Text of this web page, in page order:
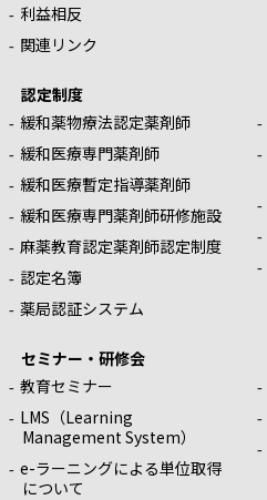
利益相反
関連リンク
認定制度
緩和薬物療法認定薬剤師
緩和医療専門薬剤師
緩和医療暫定指導薬剤師
緩和医療専門薬剤師研修施設
麻薬教育認定薬剤師認定制度
認定名簿
薬局認証システム
セミナー・研修会
教育セミナー
LMS（Learning
Management System）
e-ラーニングによる単位取得
について